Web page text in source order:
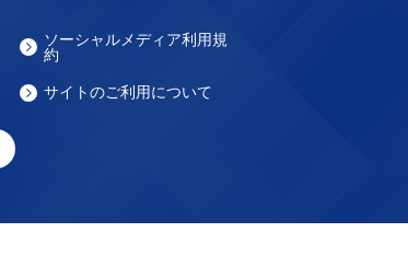
ソーシャルメディア利用規
約
サイトのご利用について